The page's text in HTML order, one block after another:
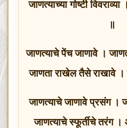
जाणत्याच्या गोष्टी
॥
जाणत्याचे पेंच जाणावे ।
जाणता राखेल तैसे राखावे
जाणत्याचे जाणावे प्रसंग ।
जाणत्याचे स्फूर्तीचे तरंग